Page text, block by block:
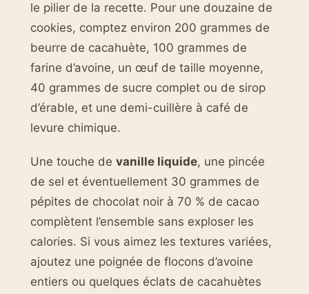
le pilier de la recette. Pour une douzaine de
cookies, comptez environ 200 grammes de
beurre de cacahuète, 100 grammes de
farine d’avoine, un œuf de taille moyenne,
40 grammes de sucre complet ou de sirop
d’érable, et une demi-cuillère à café de
levure chimique.
Une touche de vanille liquide, une pincée
de sel et éventuellement 30 grammes de
pépites de chocolat noir à 70 % de cacao
complètent l’ensemble sans exploser les
calories. Si vous aimez les textures variées,
ajoutez une poignée de flocons d’avoine
entiers ou quelques éclats de cacahuètes